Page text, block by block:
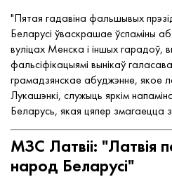
"Пятая гадавіна фальшывых
Беларусі ўваскрашае ўспаміны
вуліцах Менска і іншых гарадоў,
фальсіфікацыямі вынікаў
грамадзянскае абуджэнне, якое
Лукашэнкі, служыць яркім
Беларусь, якая цяпер змагаецца
МЗС Латвіі: "Латвія
народ Беларусі"